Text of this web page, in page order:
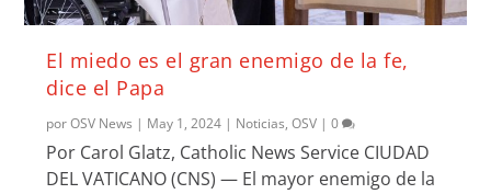
El miedo es el gran enemigo de la fe,
dice el Papa
porOSV News | May 1, 2024 | Noticias,OSV |0
Por Carol Glatz, Catholic News Service CIUDAD
DEL VATICANO (CNS) — El mayor enemigo de la